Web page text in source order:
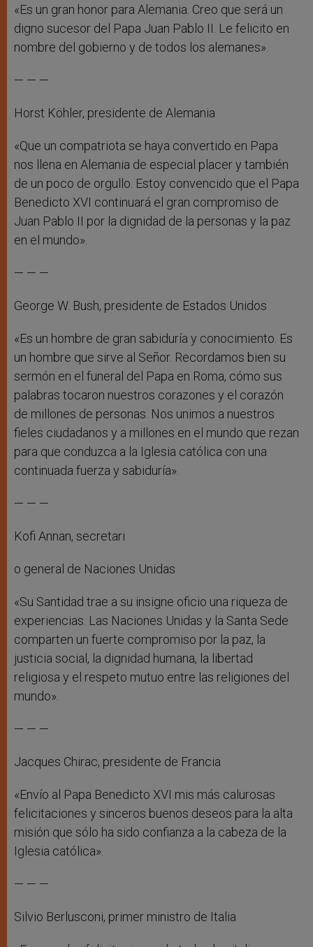
«Es un gran honor para Alemania. Creo que será un
digno sucesor del Papa Juan Pablo II. Le felicito en
nombre del gobierno y de todos los alemanes».
— — —
Horst Köhler, presidente de Alemania
«Que un compatriota se haya convertido en Papa
nos llena en Alemania de especial placer y también
de un poco de orgullo. Estoy convencido que el Papa
Benedicto XVI continuará el gran compromiso de
Juan Pablo II por la dignidad de la personas y la paz
en el mundo».
— — —
George W. Bush, presidente de Estados Unidos
«Es un hombre de gran sabiduría y conocimiento. Es
un hombre que sirve al Señor. Recordamos bien su
sermón en el funeral del Papa en Roma, cómo sus
palabras tocaron nuestros corazones y el corazón
de millones de personas. Nos unimos a nuestros
fieles ciudadanos y a millones en el mundo que rezan
para que conduzca a la Iglesia católica con una
continuada fuerza y sabiduría».
— — —
Kofi Annan, secretari
o general de Naciones Unidas
«Su Santidad trae a su insigne oficio una riqueza de
experiencias. Las Naciones Unidas y la Santa Sede
comparten un fuerte compromiso por la paz, la
justicia social, la dignidad humana, la libertad
religiosa y el respeto mutuo entre las religiones del
mundo».
— — —
Jacques Chirac, presidente de Francia
«Envío al Papa Benedicto XVI mis más calurosas
felicitaciones y sinceros buenos deseos para la alta
misión que sólo ha sido confianza a la cabeza de la
Iglesia católica».
— — —
Silvio Berlusconi, primer ministro de Italia